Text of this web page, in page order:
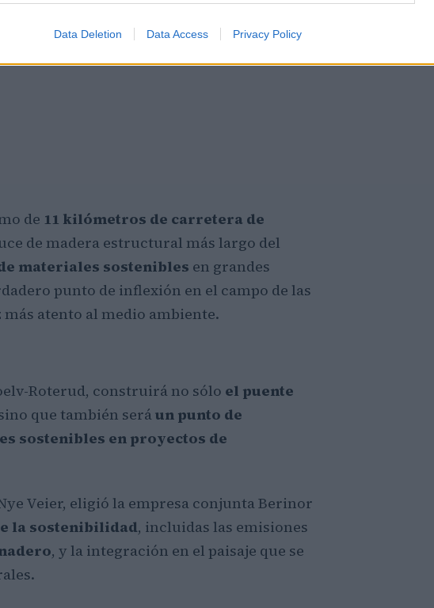
Data Deletion Data Access Privacy Policy
de 11 kilómetros de carretera de
de madera estructural más largo del
materiales sostenibles en grandes
punto de inflexión en el campo de las
atento al medio ambiente.
Roterud, construirá no sólo el puente
que también seráun punto de
sostenibles en proyectos de
Veier, eligió la empresa conjunta Berinor
la sostenibilidad, incluidas las emisiones
, y la integración en el paisaje que se